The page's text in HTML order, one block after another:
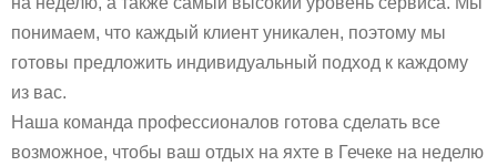
понимаем, что каждый клиент уникален, поэтому мы
готовы предложить индивидуальный подход к каждому
из вас.
Наша команда профессионалов готова сделать все
возможное, чтобы ваш отдых на яхте в Гечеке на неделю